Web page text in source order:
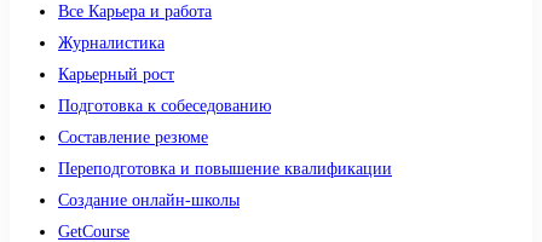
Все Карьера и работа
Журналистика
Карьерный рост
Подготовка к собеседованию
Составление резюме
Переподготовка и повышение квалификации
Создание онлайн-школы
GetCourse